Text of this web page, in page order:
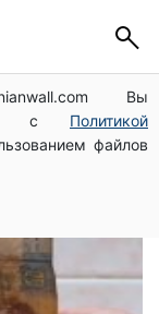
Вы
с Политикой
файлов